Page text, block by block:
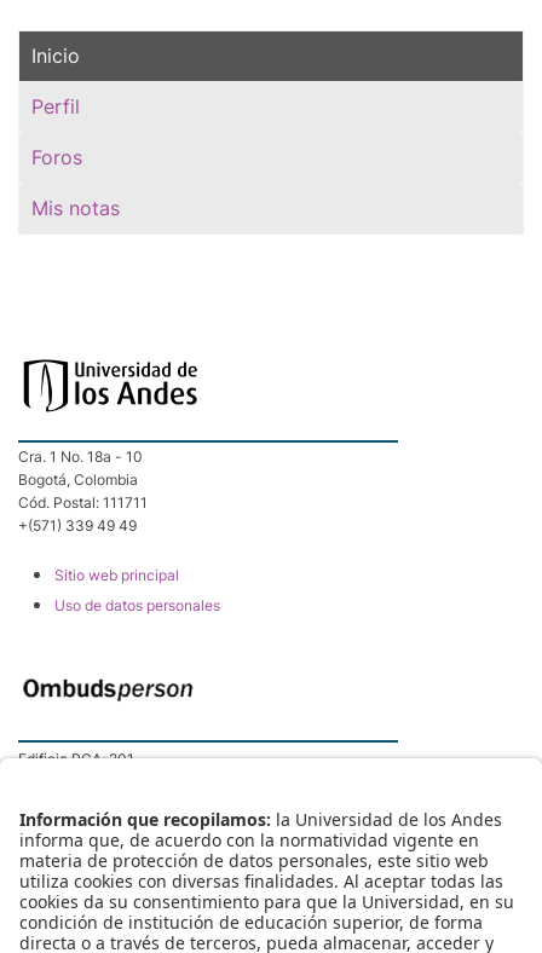
Inicio
Perfil
Foros
Mis notas
Cra. 1 No. 18a - 10
Bogotá, Colombia
Cód. Postal: 111711
+(571) 339 49 49
Sitio web principal
Uso de datos personales
Edificio RGA-201
Página de Ombudsperson
Protocolo MAAD